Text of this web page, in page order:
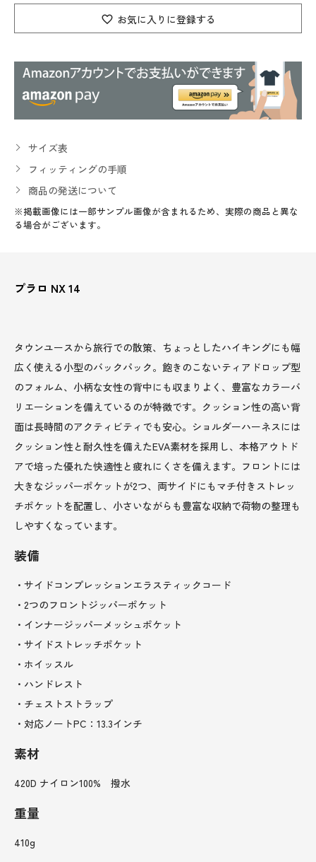
お気に入りに登録する
サイズ表
フィッティングの手順
商品の発送について
※掲載画像には一部サンプル画像が含まれるため、実際の商品と異な
る場合がございます。
プラロ NX 14
タウンユースから旅行での散策、ちょっとしたハイキングにも幅
広く使える小型のバックパック。飽きのこないティアドロップ型
のフォルム、小柄な女性の背中にも収まりよく、豊富なカラーバ
リエーションを備えているのが特徴です。クッション性の高い背
面は長時間のアクティビティでも安心。ショルダーハーネスには
クッション性と耐久性を備えたEVA素材を採用し、本格アウトド
アで培った優れた快適性と疲れにくさを備えます。フロントには
大きなジッパーポケットが2つ、両サイドにもマチ付きストレッ
チポケットを配置し、小さいながらも豊富な収納で荷物の整理も
しやすくなっています。
装備
・サイドコンプレッションエラスティックコード
・2つのフロントジッパーポケット
・インナージッパーメッシュポケット
・サイドストレッチポケット
・ホイッスル
・ハンドレスト
・チェストストラップ
・対応ノートPC：13.3インチ
素材
420D ナイロン100% 撥水
重量
410g